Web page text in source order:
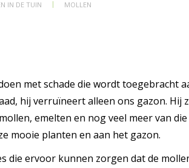
IN DE TUIN MOLLEN
met schade die wordt toegebracht
hij verruïneert alleen ons gazon.
emelten en nog veel meer van
mooie planten en aan het gazon.
die ervoor kunnen zorgen dat de